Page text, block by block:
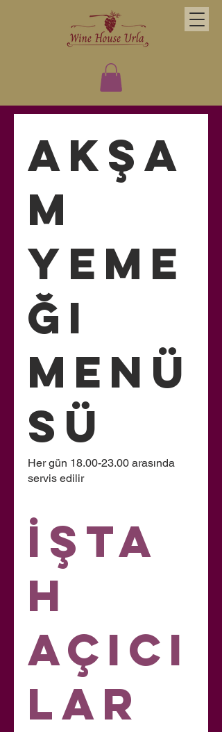
Akşa
m
Yeme
ği
Menü
sü
Her gün 18.00-23.00 arasında
servis edilir
İşta
h
Açıcı
lar